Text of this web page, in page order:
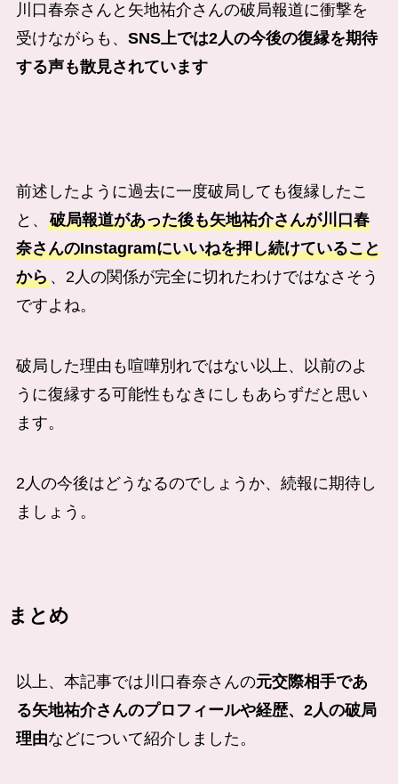
川口春奈さんと 矢地祐介さんの破局報道に衝撃を
受けながらも、 SNS上では2人の今後の復縁を期待
する声も散見されています
前述したように過去に一度破局しても復縁したこ
と、 破局報道があった後も矢地祐介さんが川口春
奈さんのInstagramにいいねを押し続けていること
から、2人の関係が完全に切れたわけではなさそう
ですよね。
破局した理由も喧嘩別れではない以上、以前のよ
うに復縁する可能性もなきにしもあらずだと思い
ます。
2人の今後はどうなるのでしょうか、続報に期待し
ましょう。
まとめ
以上、本記事では川口春奈さんの元交際相手であ
る矢地祐介さんのプロフィールや経歴、2人の破局
理由などについて紹介しました。